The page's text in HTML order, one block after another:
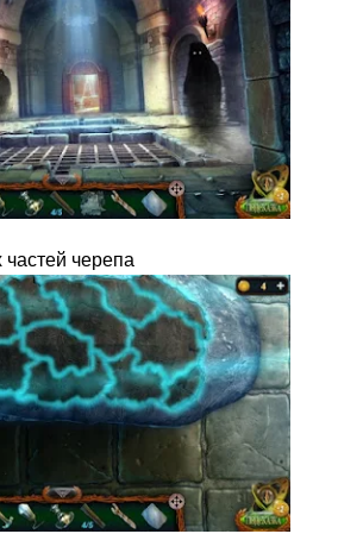
черепа